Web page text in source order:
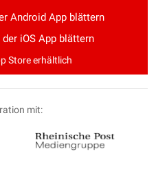
Android App blättern
iOS App blättern
Store erhältlich
mit: